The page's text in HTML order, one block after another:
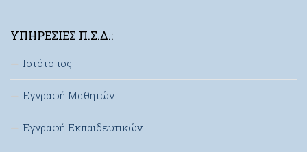
ΥΠΗΡΕΣΊΕΣ Π.Σ.Δ.:
Ιστότοπος
Εγγραφή Μαθητών
Εγγραφή Εκπαιδευτικών